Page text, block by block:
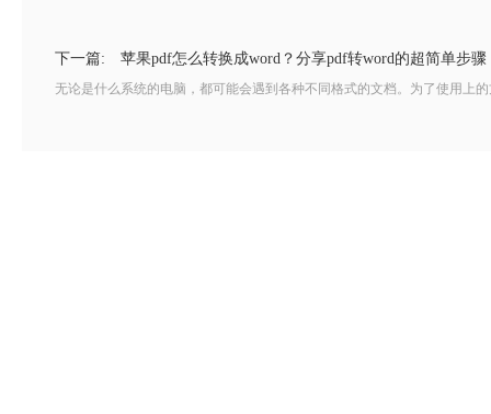
下一篇: 苹果pdf怎么转换成word？分享pdf转word的超简单步骤
无论是什么系统的电脑，都可能会遇到各种不同格式的文档。为了使用上